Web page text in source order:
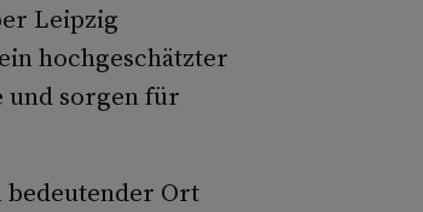
Leipzig
hochgeschätzter
und sorgen für
Ort